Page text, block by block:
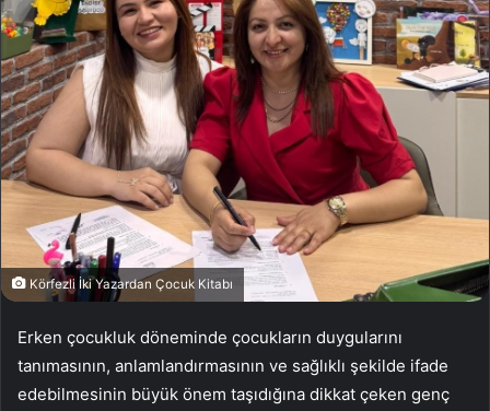
Körfezli İki Yazardan Çocuk Kitabı
Erken çocukluk döneminde çocukların duygularını
tanımasının, anlamlandırmasının ve sağlıklı şekilde ifade
edebilmesinin büyük önem taşıdığına dikkat çeken genç